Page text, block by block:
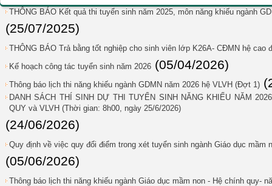
THÔNG BÁO Kết quả thi tuyển sinh năm 2025, môn năng khiếu ngành
(25/07/2025)
THÔNG BÁO Trả bằng tốt nghiệp cho sinh viên lớp K26A- CĐMN hệ cao
Kế hoạch công tác tuyển sinh năm 2026 (05/04/2026)
Thông báo lịch thi năng khiếu ngành GDMN năm 2026 hệ VLVH (Đợt 1)
DANH SÁCH THÍ SINH DỰ THI TUYỂN SINH NĂNG KHIẾU NĂM
QUY và VLVH (Thời gian: 8h00, ngày 25/6/2026)
(24/06/2026)
Quy định về việc quy đổi điểm trong xét tuyển sinh ngành Giáo dục mầm
(05/06/2026)
Thông báo lịch thi năng khiếu ngành Giáo dục mầm non - Hệ chính quy-